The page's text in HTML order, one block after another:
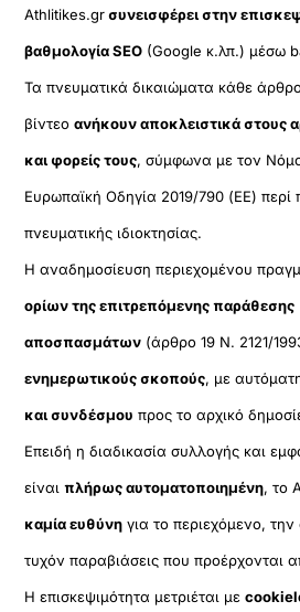
Athlitikes.grσυνεισφέρει στην
βαθμολογία SEO (Google κ.λπ.) μέσω
Τα πνευματικά δικαιώματα κάθε
βίντεοανήκουν αποκλειστικά στους
και φορείς τους, σύμφωνα με τον Νόμο
Ευρωπαϊκή Οδηγία 2019/790 (ΕΕ) περί
πνευματικής ιδιοκτησίας.
Η αναδημοσίευση περιεχομένου
ορίων της επιτρεπόμενης παράθεσης
αποσπασμάτων (άρθρο 19 Ν. 2121/
ενημερωτικούς σκοπούς, με
και συνδέσμου προς το αρχικό
Επειδή η διαδικασία συλλογής και
είναιπλήρως αυτοματοποιημένη, το
καμία ευθύνη για το περιεχόμενο, την
τυχόν παραβιάσεις που προέρχονται
Η επισκεψιμότητα μετριέται με